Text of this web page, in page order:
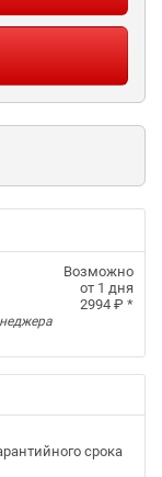
Возможно
от 1 дня
2994 ₽ *
срока